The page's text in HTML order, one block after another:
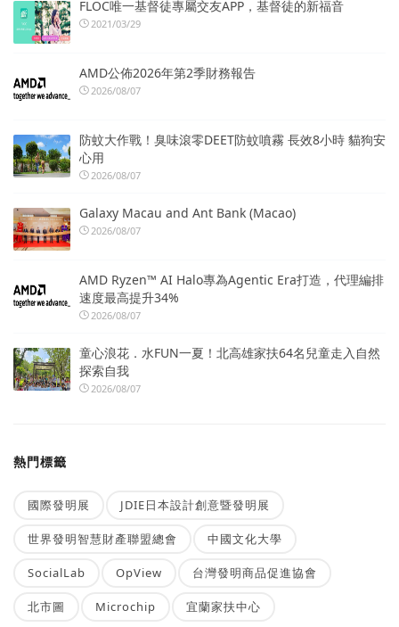
FLOC唯一基督徒專屬交友APP，基督徒的新福音
2021/03/29
AMD公佈2026年第2季財務報告
2026/08/07
防蚊大作戰！臭味滾零DEET防蚊噴霧 長效8小時 貓狗安
心用
2026/08/07
Galaxy Macau and Ant Bank (Macao)
2026/08/07
AMD Ryzen™ AI Halo專為Agentic Era打造，代理編排
速度最高提升34%
2026/08/07
童心浪花．水FUN一夏！北高雄家扶64名兒童走入自然
探索自我
2026/08/07
熱門標籤
國際發明展 JDIE日本設計創意暨發明展
世界發明智慧財產聯盟總會 中國文化大學
SocialLab OpView 台灣發明商品促進協會
北市圖 Microchip 宜蘭家扶中心